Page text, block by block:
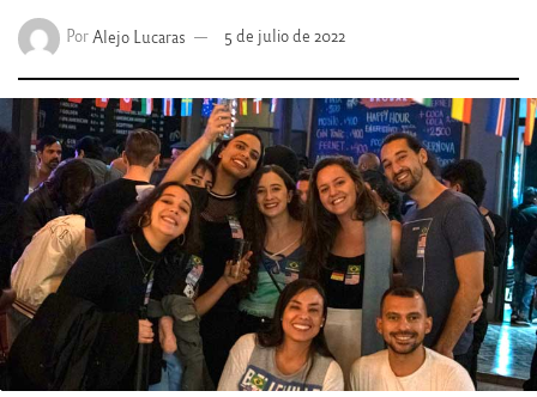
Por Alejo Lucaras 5 de julio de 2022